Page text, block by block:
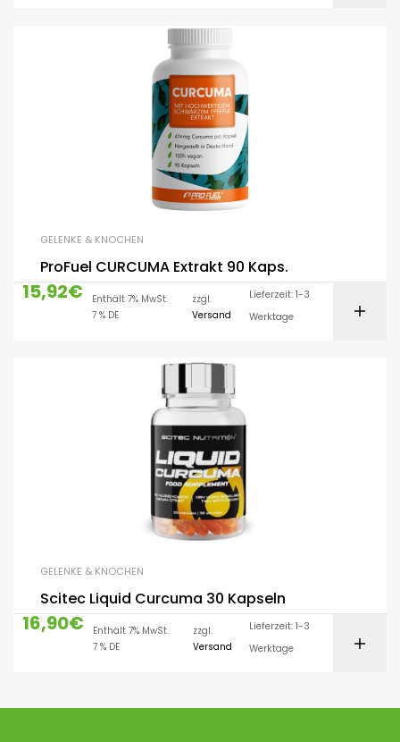
GELENKE & KNOCHEN
ProFuel CURCUMA Extrakt 90 Kaps.
15,92€
Enthält 7% MwSt.
7 % DE
zzgl.
Versand
Lieferzeit: 1-3
Werktage
GELENKE & KNOCHEN
Scitec Liquid Curcuma 30 Kapseln
16,90€
Enthält 7% MwSt.
7 % DE
zzgl.
Versand
Lieferzeit: 1-3
Werktage